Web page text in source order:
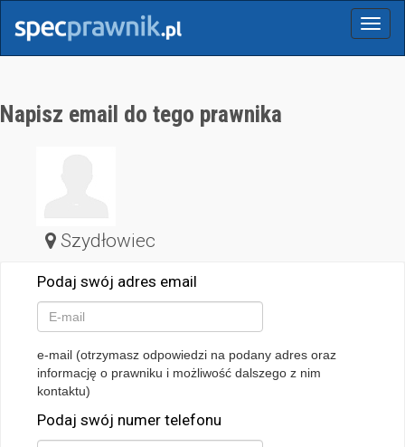
Menu
Napisz email do tego prawnika
Szydłowiec
Podaj swój adres email
e-mail (otrzymasz odpowiedzi na podany adres oraz
informację o prawniku i możliwość dalszego z nim
kontaktu)
Podaj swój numer telefonu